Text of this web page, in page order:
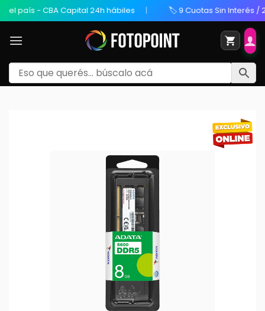
- CBA Capital 24h hábiles 🏷️ 9 Cuotas Sin Interés /